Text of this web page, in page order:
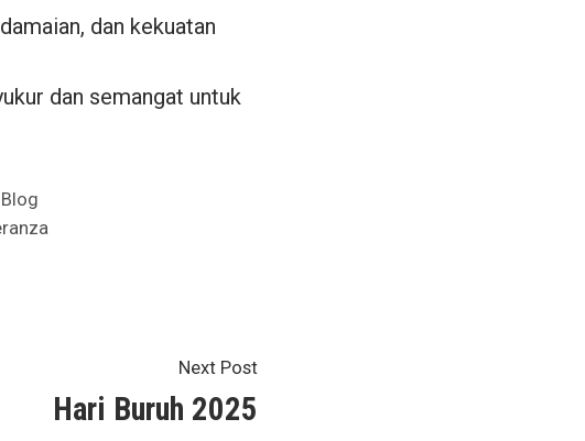
dan kekuatan
dan semangat untuk
Posted
in
Blog
Next PostNext
Hari Buruh 2025